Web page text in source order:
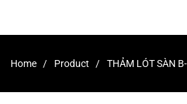
Home Product THẢM LÓT SÀN